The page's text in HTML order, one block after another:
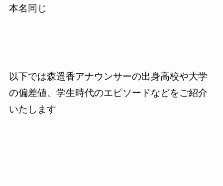
本名同じ
以下では森遥香アナウンサーの出身高校や大学
の偏差値、学生時代のエピソードなどをご紹介
いたします